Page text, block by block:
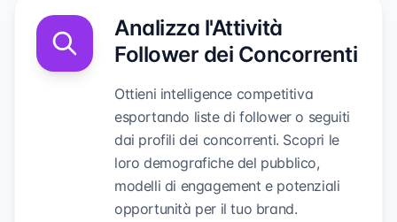
Analizza l'Attività
Follower dei Concorrenti
Ottieni intelligence competitiva
esportando liste di follower o seguiti
dai profili dei concorrenti. Scopri le
loro demografiche del pubblico,
modelli di engagement e potenziali
opportunità per il tuo brand.